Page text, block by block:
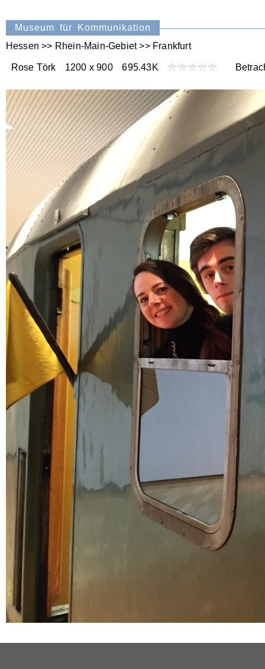
Museum für Kommunikation
Hessen >> Rhein-Main-Gebiet >> Frankfurt
Rose Törk 1200 x 900 695.43K